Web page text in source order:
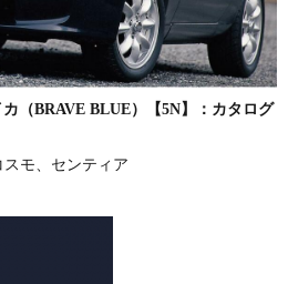
（BRAVE BLUE）【5N】：カタログ
モ、センティア